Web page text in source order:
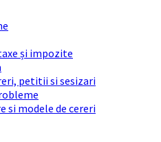
și impozite
petitii si sesizari
si modele de cereri